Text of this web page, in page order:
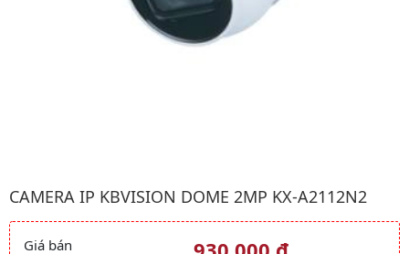
CAMERA IP KBVISION DOME 2MP KX-A2112N2
Giá bán